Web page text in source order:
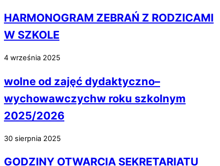
HARMONOGRAM ZEBRAŃ Z RODZICAMI
W SZKOLE
4 września 2025
wolne od zajęć dydaktyczno–
wychowawczychw roku szkolnym
2025/2026
30 sierpnia 2025
GODZINY OTWARCIA SEKRETARIATU